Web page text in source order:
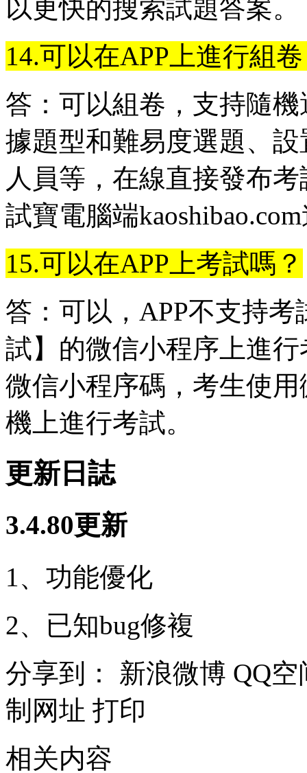
以更快的搜索試題答案。
14.可以在APP上進行組
答：可以組卷，支持隨
據題型和難易度選題、
人員等，在線直接發布
試寶電腦端
15.可以在APP上考試嗎？
答：可以，APP不支持
試】的微信小程序上進
微信小程序碼，考生使
機上進行考試。
更新日誌
3.4.80更新
1、功能優化
2、已知bug修複
分享到：
新浪微博 QQ空
制网址 打印
相关内容